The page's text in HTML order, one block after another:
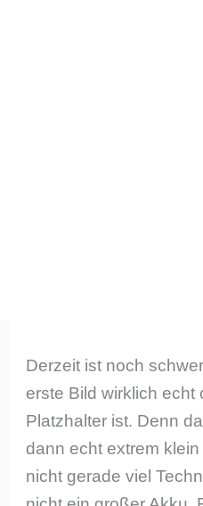
Derzeit ist noch
erste Bild wirklich echt
Platzhalter ist. Denn
dann echt extrem
nicht gerade viel